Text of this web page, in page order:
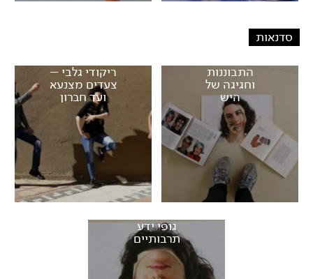
סדנאות
התבוננות
וחגיגה של
היש
ריקודי גלבי –
צעדים מצנעא
ועד חברון
גופי ידע
תרבותיים